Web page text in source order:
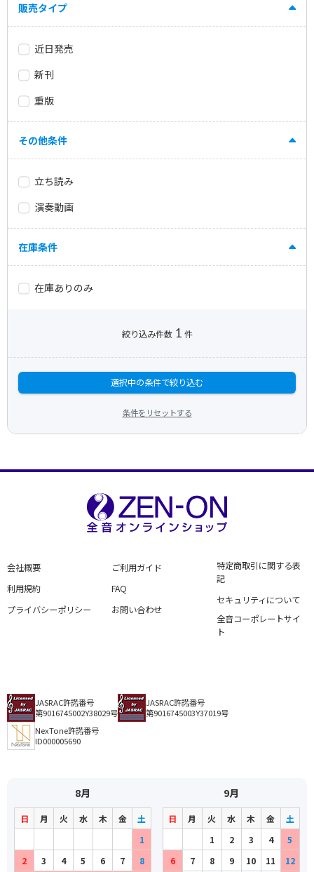
販売タイプ
近日発売
新刊
重版
その他条件
立ち読み
演奏動画
在庫条件
在庫ありのみ
絞り込み件数 1 件
選択中の条件で絞り込む
条件をリセットする
会社概要
利用規約
プライバシーポリシー
ご利用ガイド
FAQ
お問い合わせ
特定商取引に関する表
記
セキュリティについて
全音コーポレートサイ
ト
JASRAC許諾番号
第9016745002Y38029号
JASRAC許諾番号
第9016745003Y37019号
NexTone許諾番号
ID000005690
8月
日 月 火 水 木 金
土
1
2
3 4 5 6 7 8
9月
日 月 火 水 木 金
土
1
2 3 4
5
6
7 8 9 10 11 12